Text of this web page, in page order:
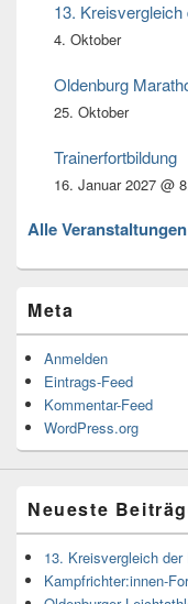
13.
4. Oktober
Oldenburg
25. Oktober
Trainerfortbildung
16. Januar 2027 @
Alle
Meta
Anmelden
Eintrags-Feed
Kommentar-Feed
WordPress.org
Neueste
13. Kreisvergleich
Kampfrichter:innen-